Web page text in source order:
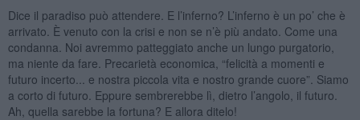
Dice il paradiso può attendere. E l’inferno? L’inferno è un po’ che è
arrivato. È venuto con la crisi e non se n’è più andato. Come una
condanna. Noi avremmo patteggiato anche un lungo purgatorio,
ma niente da fare. Precarietà economica, “felicità a momenti e
futuro incerto... e nostra piccola vita e nostro grande cuore”. Siamo
a corto di futuro. Eppure sembrerebbe lì, dietro l’angolo, il futuro.
Ah, quella sarebbe la fortuna? E allora ditelo!